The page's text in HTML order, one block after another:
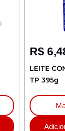
R$
LEITE
TP 395g